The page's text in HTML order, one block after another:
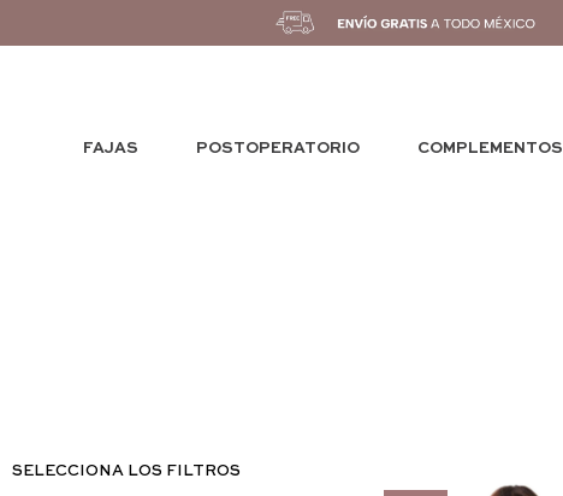
FAJAS POSTOPERATORIO COMPLEMENTOS